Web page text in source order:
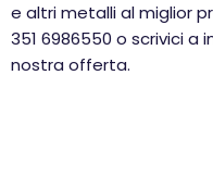
e altri metalli al miglior
351 6986550 o scrivici a
nostra offerta.